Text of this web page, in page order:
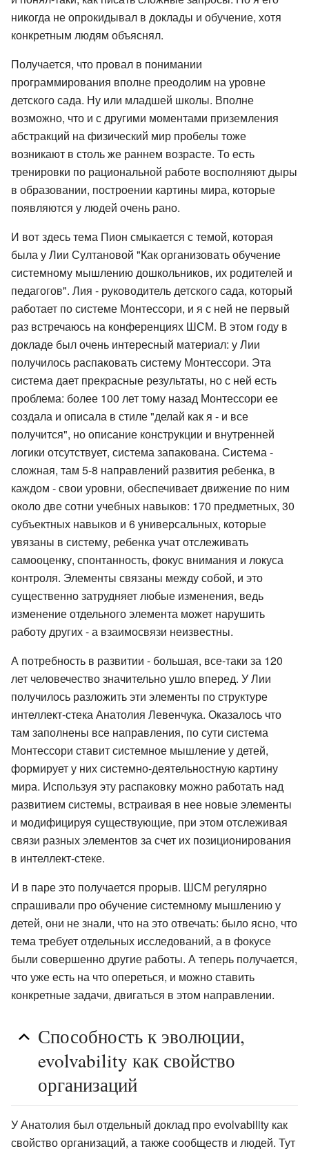
никогда не опрокидывал в доклады и обучение, хотя
конкретным людям объяснял.
Получается, что провал в понимании
программирования вполне преодолим на уровне
детского сада. Ну или младшей школы. Вполне
возможно, что и с другими моментами приземления
абстракций на физический мир пробелы тоже
возникают в столь же раннем возрасте. То есть
тренировки по рациональной работе восполняют дыры
в образовании, построении картины мира, которые
появляются у людей очень рано.
И вот здесь тема Пион смыкается с темой, которая
была у Лии Султановой "Как организовать обучение
системному мышлению дошкольников, их родителей и
педагогов". Лия - руководитель детского сада, который
работает по системе Монтессори, и я с ней не первый
раз встречаюсь на конференциях ШСМ. В этом году в
докладе был очень интересный материал: у Лии
получилось распаковать систему Монтессори. Эта
система дает прекрасные результаты, но с ней есть
проблема: более 100 лет тому назад Монтессори ее
создала и описала в стиле "делай как я - и все
получится", но описание конструкции и внутренней
логики отсутствует, система запакована. Система -
сложная, там 5-8 направлений развития ребенка, в
каждом - свои уровни, обеспечивает движение по ним
около две сотни учебных навыков: 170 предметных, 30
субъектных навыков и 6 универсальных, которые
увязаны в систему, ребенка учат отслеживать
самооценку, спонтанность, фокус внимания и локуса
контроля. Элементы связаны между собой, и это
существенно затрудняет любые изменения, ведь
изменение отдельного элемента может нарушить
работу других - а взаимосвязи неизвестны.
А потребность в развитии - большая, все-таки за 120
лет человечество значительно ушло вперед. У Лии
получилось разложить эти элементы по структуре
интеллект-стека Анатолия Левенчука. Оказалось что
там заполнены все направления, по сути система
Монтессори ставит системное мышление у детей,
формирует у них системно-деятельностную картину
мира. Используя эту распаковку можно работать над
развитием системы, встраивая в нее новые элементы
и модифицируя существующие, при этом отслеживая
связи разных элементов за счет их позиционирования
в интеллект-стеке.
И в паре это получается прорыв. ШСМ регулярно
спрашивали про обучение системному мышлению у
детей, они не знали, что на это отвечать: было ясно, что
тема требует отдельных исследований, а в фокусе
были совершенно другие работы. А теперь получается,
что уже есть на что опереться, и можно ставить
конкретные задачи, двигаться в этом направлении.
Способность к эволюции,
evolvability как свойство
организаций
У Анатолия был отдельный доклад про evolvability как
свойство организаций, а также сообществ и людей. Тут